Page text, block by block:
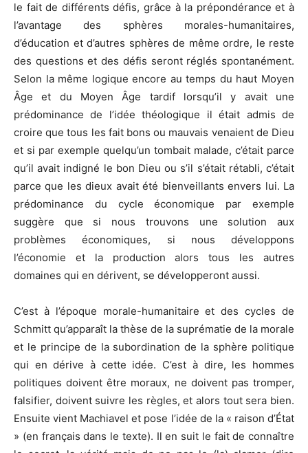
le fait de différents défis, grâce à la prépondérance et à
l’avantage des sphères morales-humanitaires,
d’éducation et d’autres sphères de même ordre, le reste
des questions et des défis seront réglés spontanément.
Selon la même logique encore au temps du haut Moyen
Âge et du Moyen Âge tardif lorsqu’il y avait une
prédominance de l’idée théologique il était admis de
croire que tous les fait bons ou mauvais venaient de Dieu
et si par exemple quelqu’un tombait malade, c’était parce
qu’il avait indigné le bon Dieu ou s’il s’était rétabli, c’était
parce que les dieux avait été bienveillants envers lui. La
prédominance du cycle économique par exemple
suggère que si nous trouvons une solution aux
problèmes économiques, si nous développons
l’économie et la production alors tous les autres
domaines qui en dérivent, se développeront aussi.
C’est à l’époque morale-humanitaire et des cycles de
Schmitt qu’apparaît la thèse de la suprématie de la morale
et le principe de la subordination de la sphère politique
qui en dérive à cette idée. C’est à dire, les hommes
politiques doivent être moraux, ne doivent pas tromper,
falsifier, doivent suivre les règles, et alors tout sera bien.
Ensuite vient Machiavel et pose l’idée de la « raison d’État
» (en français dans le texte). Il en suit le fait de connaître